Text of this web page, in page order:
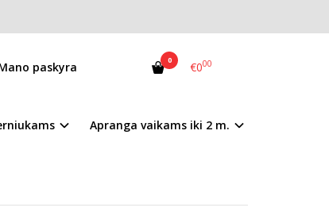
paskyra 0 €000
Apranga vaikams iki 2 m.
2968